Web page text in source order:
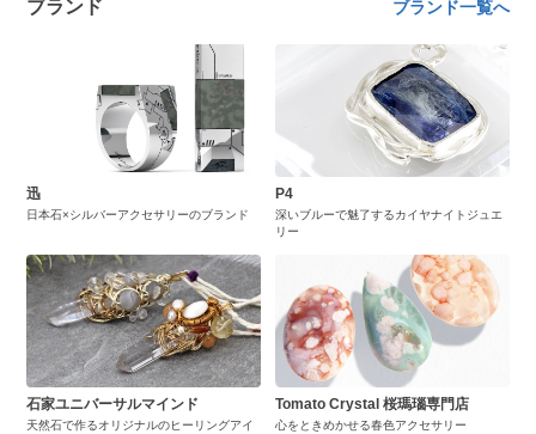
ブランド ブランド一覧へ
迅
日本石×シルバーアクセサリーのブランド
P4
深いブルーで魅了するカイヤナイトジュエ
リー
石家ユニバーサルマインド
天然石で作るオリジナルのヒーリングアイ
Tomato Crystal 桜瑪瑙専門店
心をときめかせる春色アクセサリー